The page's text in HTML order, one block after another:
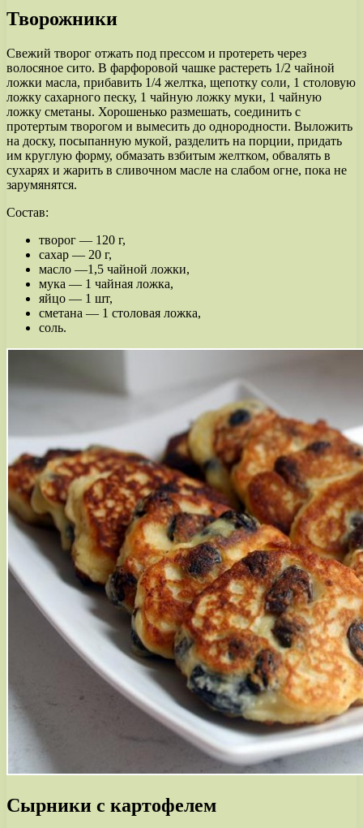
Творожники
Свежий творог отжать под прессом и протереть через
волосяное сито. В фарфоровой чашке растереть 1/2 чайной
ложки масла, прибавить 1/4 желтка, щепотку соли, 1 столовую
ложку сахарного песку, 1 чайную ложку муки, 1 чайную
ложку сметаны. Хорошенько размешать, соединить с
протертым творогом и вымесить до однородности. Выложить
на доску, посыпанную мукой, разделить на порции, придать
им круглую форму, обмазать взбитым желтком, обвалять в
сухарях и жарить в сливочном масле на слабом огне, пока не
зарумянятся.
Состав:
творог — 120 г,
сахар — 20 г,
масло —1,5 чайной ложки,
мука — 1 чайная ложка,
яйцо — 1 шт,
сметана — 1 столовая ложка,
соль.
Сырники с картофелем